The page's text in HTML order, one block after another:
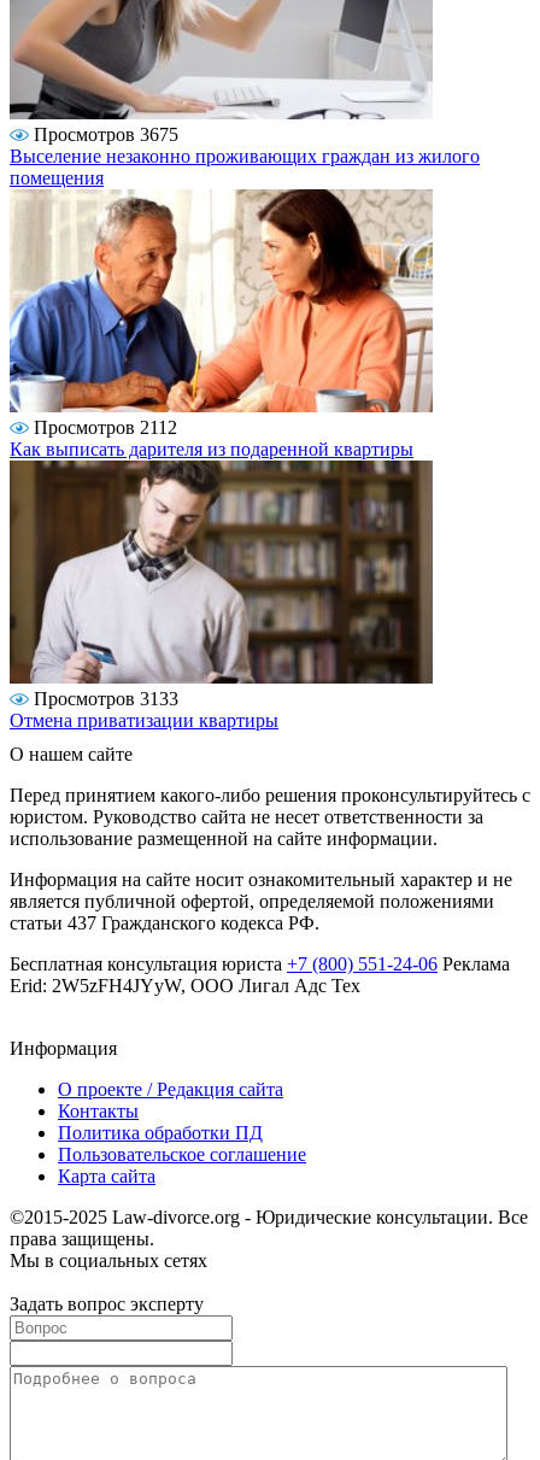
Просмотров 3675
Выселение незаконно проживающих граждан из жилого
помещения
Просмотров 2112
Как выписать дарителя из подаренной квартиры
Просмотров 3133
Отмена приватизации квартиры
О нашем сайте
Перед принятием какого-либо решения проконсультируйтесь с
юристом. Руководство сайта не несет ответственности за
использование размещенной на сайте информации.
Информация на сайте носит ознакомительный характер и не
является публичной офертой, определяемой положениями
статьи 437 Гражданского кодекса РФ.
Бесплатная консультация юриста +7 (800) 551-24-06 Реклама
Erid: 2W5zFH4JYyW, ООО Лигал Адс Тех
Информация
О проекте / Редакция сайта
Контакты
Политика обработки ПД
Пользовательское соглашение
Карта сайта
©2015-2025 Law-divorce.org - Юридические консультации. Все
права защищены.
Мы в социальных сетях
Задать вопрос эксперту